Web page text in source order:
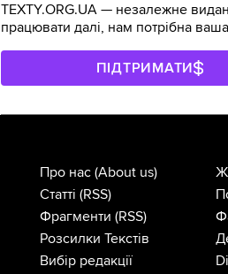
TEXTY.ORG.UA — незалежне
працювати далі, нам потрібна
ПІДТРИМАТИ
Про нас (About us)
Статті (RSS)
Фрагменти (RSS)
Розсилки Текстів
Вибір редакції